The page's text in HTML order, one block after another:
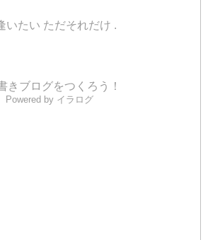
い ただそれだけ .
きブログをつくろう！
Powered by イラログ